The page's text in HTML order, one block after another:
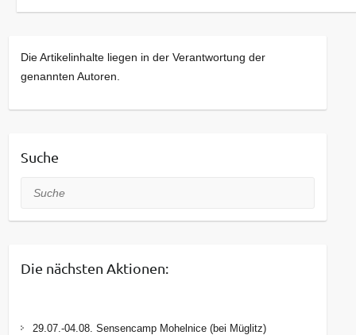
Die Artikelinhalte liegen in der Verantwortung der
genannten Autoren.
Suche
Suche
Die nächsten Aktionen:
29.07.-04.08. Sensencamp Mohelnice (bei Müglitz)